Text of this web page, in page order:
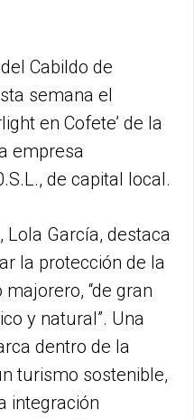
Cabildo de
semana el
en Cofete’ de la
empresa
de capital local.
Lola García, destaca
la protección de la
“de gran
y natural”. Una
dentro de la
turismo sostenible,
integración